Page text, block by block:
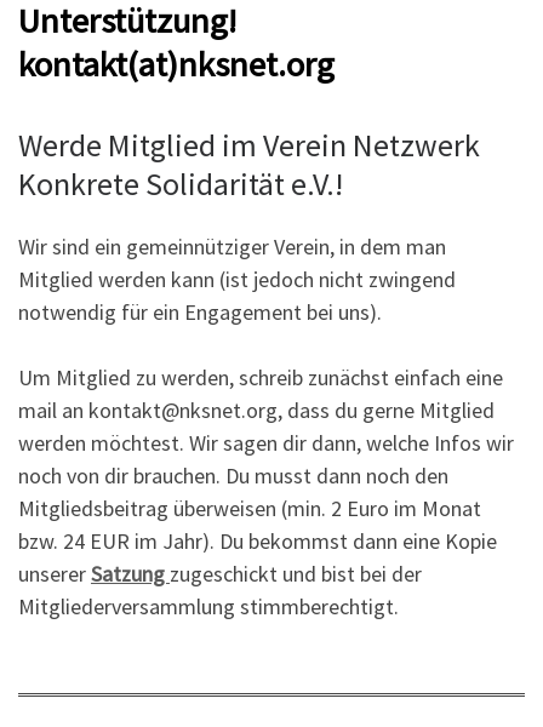
Unterstützung!
kontakt(at)nksnet.org
Werde Mitglied im Verein Netzwerk
Konkrete Solidarität e.V.!
Wir sind ein gemeinnütziger Verein, in dem man
Mitglied werden kann (ist jedoch nicht zwingend
notwendig für ein Engagement bei uns).
Um Mitglied zu werden, schreib zunächst einfach eine
mail an kontakt@nksnet.org, dass du gerne Mitglied
werden möchtest. Wir sagen dir dann, welche Infos wir
noch von dir brauchen. Du musst dann noch den
Mitgliedsbeitrag überweisen (min. 2 Euro im Monat
bzw. 24 EUR im Jahr). Du bekommst dann eine Kopie
unsererSatzung zugeschickt und bist bei der
Mitgliederversammlung stimmberechtigt.